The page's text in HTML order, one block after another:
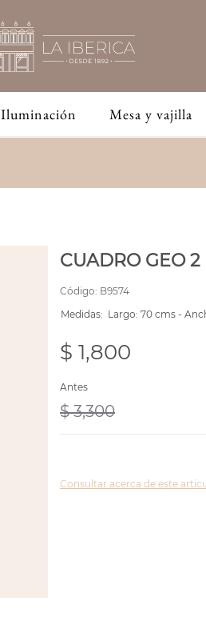
Iluminación Mesa y vajilla
CUADRO GEO
Código: B9574
Medidas: Largo: 70 cms -
$ 1,800
Antes
$ 3,300
Consultar acerca de este